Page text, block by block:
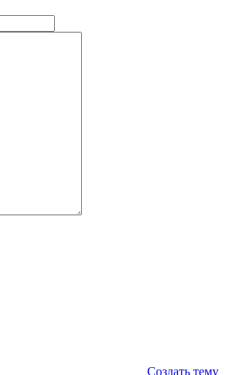
Создать тему